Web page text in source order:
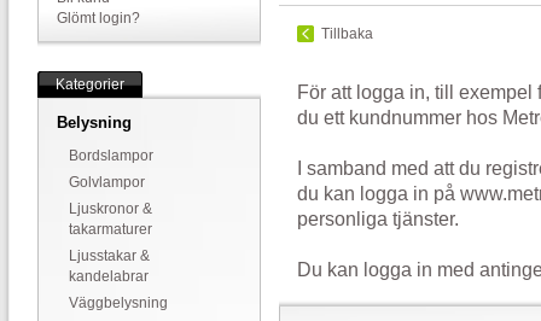
Glömt login?
Kategorier
Belysning
Bordslampor
Golvlampor
Ljuskronor &
takarmaturer
Ljusstakar &
kandelabrar
Väggbelysning
Tillbaka
För att logga in, till exempel
du ett kundnummer hos
I samband med att du
du kan logga in på
personliga tjänster.
Du kan logga in med